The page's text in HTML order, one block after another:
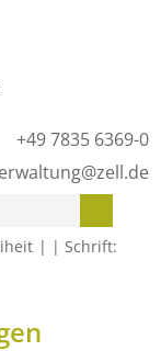
+49 7835 6369-0
Schrift: